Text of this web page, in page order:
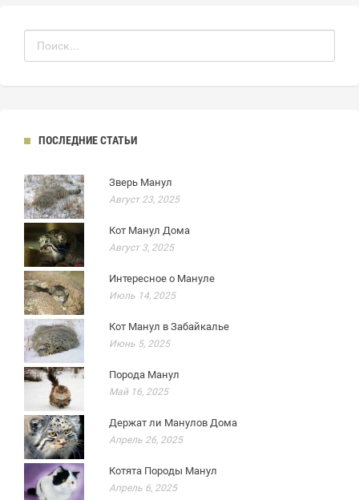
ПОСЛЕДНИЕ СТАТЬИ
Зверь Манул
Август 23, 2025
Кот Манул Дома
Август 3, 2025
Интересное о Мануле
Июль 14, 2025
Кот Манул в Забайкалье
Июнь 5, 2025
Порода Манул
Май 16, 2025
Держат ли Манулов Дома
Апрель 26, 2025
Котята Породы Манул
Апрель 6, 2025